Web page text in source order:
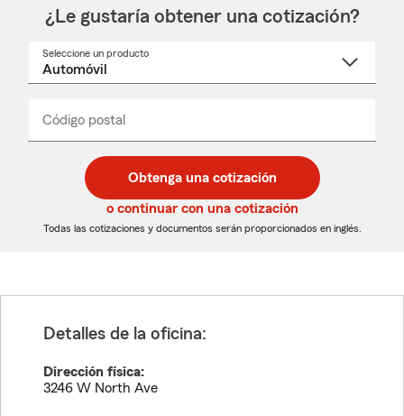
¿Le gustaría obtener una cotización?
Seleccione un producto
desplegable
Código postal
de
5
dígitos
de
5
dígitos
_____
Obtenga una cotización
o continuar con una cotización
Todas las cotizaciones y documentos serán proporcionados en inglés.
Detalles de la oficina:
Dirección física:
3246 W North Ave